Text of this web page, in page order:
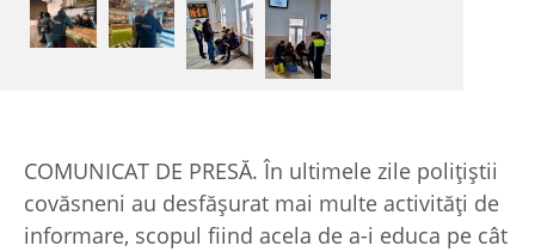
COMUNICAT DE PRESĂ.În ultimele zile polițiștii
covăsneni au desfășurat mai multe activități de
informare, scopul fiind acela de a-i educa pe cât